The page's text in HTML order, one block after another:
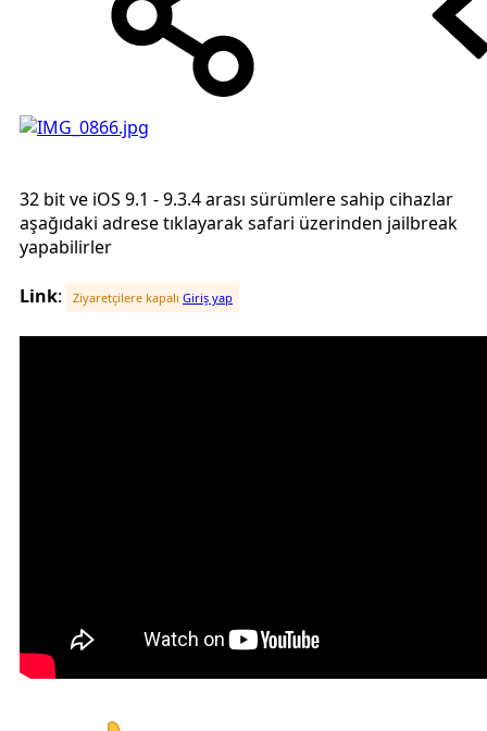
32 bit ve iOS 9.1 - 9.3.4 arası sürümlere sahip cihazlar
aşağıdaki adrese tıklayarak safari üzerinden jailbreak
yapabilirler
Link: Ziyaretçilere kapalı Giriş yap